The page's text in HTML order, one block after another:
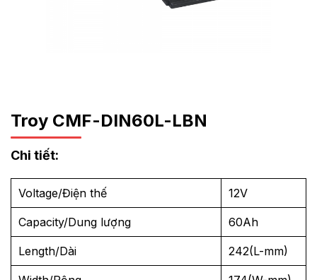
Troy CMF-DIN60L-LBN
Chi tiết:
Voltage/Điện thế 12V
Capacity/Dung lượng 60Ah
Length/Dài 242(L-mm)